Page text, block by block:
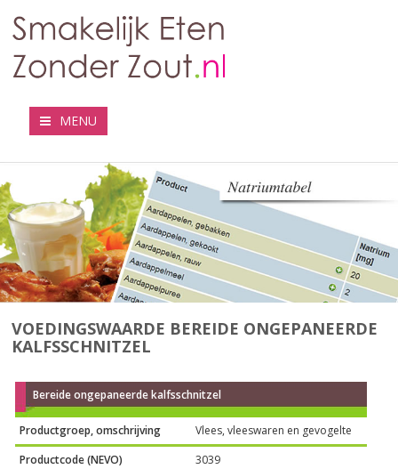
MENU
VOEDINGSWAARDE BEREIDE ONGEPANEERDE
KALFSSCHNITZEL
Bereide ongepaneerde kalfsschnitzel
Productgroep, omschrijving
Vlees, vleeswaren en gevogelte
Productcode (NEVO)
3039